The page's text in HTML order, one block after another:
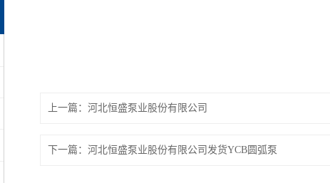
上一篇： 河北恒盛泵业股份有限公司
下一篇： 河北恒盛泵业股份有限公司发货YCB圆弧泵